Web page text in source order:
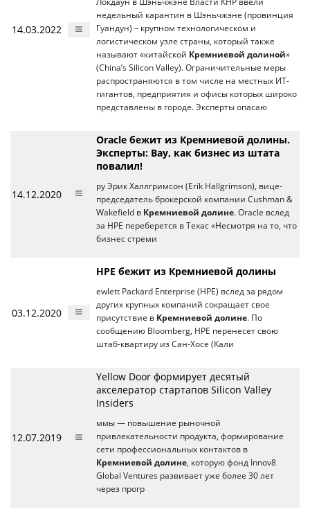
14.03.2022
недельный карантин в Шэньчжэне (провинция
Гуандун) – крупном технологическом и
логистическом узле страны, который также
называют «китайской Кремниевой долиной»
(China’s Silicon Valley). Ограничительные меры
распространяются в том числе на местных ИТ-
гигантов, предприятия и офисы которых широко
представлены в городе. Эксперты опасаю
14.12.2020
Oracle бежит из Кремниевой долины.
Эксперты: Вау, как бизнес из штата
повалил!
ру Эрик Халлгримсон (Erik Hallgrimson), вице-
председатель брокерской компании Cushman &
Wakefield в Кремниевой долине. Oracle вслед
за HPE переберется в Техас «Несмотря на то, что
бизнес стреми
03.12.2020
HPE бежит из Кремниевой долины
ewlett Packard Enterprise (HPE) вслед за рядом
других крупных компаний сокращает свое
присутствие в Кремниевой долине. По
сообщению Bloomberg, HPE перенесет свою
штаб-квартиру из Сан-Хосе (Кали
12.07.2019
Yellow Door формирует десятый
акселератор стартапов Silicon Valley
Insiders
ммы — повышение рыночной
привлекательности продукта, формирование
сети профессиональных контактов в
Кремниевой долине, которую фонд Innov8
Global Ventures развивает уже более 30 лет
через прогр